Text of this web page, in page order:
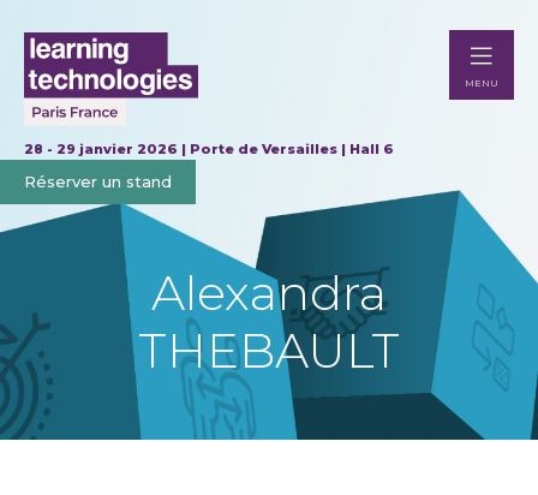
28 - 29 janvier 2026 | Porte de Versailles | Hall 6
Réserver un stand
MENU
Alexandra
THEBAULT